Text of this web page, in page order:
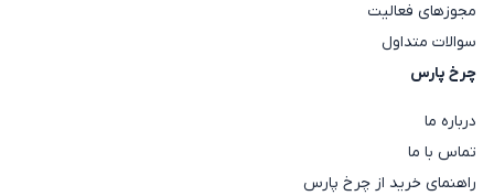
مجوزهای فعالیت
سوالات متداول
چرخ پارس
درباره ما
تماس با ما
راهنمای خرید از چرخ پارس